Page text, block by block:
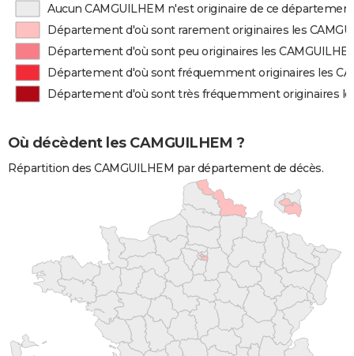
Aucun CAMGUILHEM n'est originaire de ce département
Département d'où sont rarement originaires les
Département d'où sont peu originaires les
Département d'où sont fréquemment originaires les
Département d'où sont très fréquemment originaires
Où décèdent les CAMGUILHEM ?
Répartition des CAMGUILHEM par département de décès.